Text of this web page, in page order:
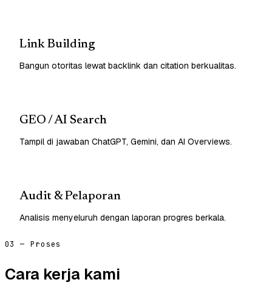
Link Building
Bangun otoritas lewat backlink dan citation berkualitas.
GEO / AI Search
Tampil di jawaban ChatGPT, Gemini, dan AI Overviews.
Audit & Pelaporan
Analisis menyeluruh dengan laporan progres berkala.
03 — Proses
Cara kerja kami